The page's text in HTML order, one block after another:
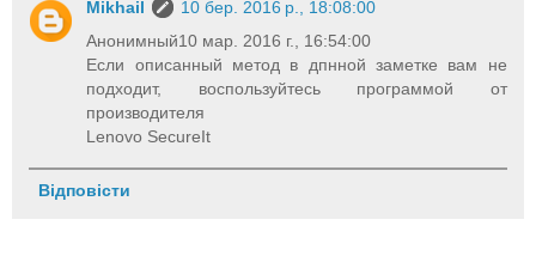
Mikhail
10 бер. 2016 р., 18:08:00
Анонимный10 мар. 2016 г., 16:54:00
Если описанный метод в дпнной заметке вам не
подходит, воспользуйтесь программой от
производителя
Lenovo SecureIt
Відповісти